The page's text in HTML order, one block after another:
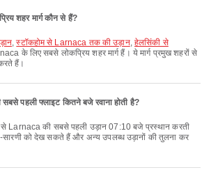
शहर मार्ग कौन से हैं?
,स्टॉकहोम से Larnaca तक की उड़ान,हेलसिंकी से
के लिए सबसे लोकप्रिय शहर मार्ग हैं। ये मार्ग प्रमुख शहरों से
हैं।
पहली फ्लाइट कितने बजे रवाना होती है?
को देख सकते हैं और अन्य उपलब्ध उड़ानों की तुलना कर